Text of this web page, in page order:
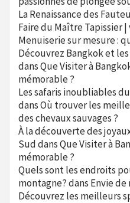
La Renaissance des
Faire du Maître Tapissier
Menuiserie sur mesure :
Découvrez Bangkok et
dansQue Visiter à
mémorable ?
Les safaris inoubliables
dansOù trouver les
des chevaux sauvages ?
À la découverte des
SuddansQue Visiter à
mémorable ?
Quels sont les endroits
montagne?dans Envie de
Découvrez les meilleurs